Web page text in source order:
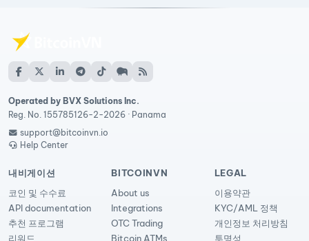
Operated by BVX Solutions Inc.
Reg. No. 155785126-2-2026 · Panama
support@bitcoinvn.io
Help Center
내비게이션
코인 및 수수료
API documentation
추천 프로그램
리워드
BITCOINVN
About us
Integrations
OTC Trading
Bitcoin ATMs
LEGAL
이용약관
KYC/AML 정책
개인정보 처리방침
투명성